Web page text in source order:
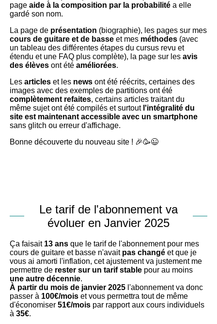
page aide à la composition par la probabilité a elle
gardé son nom.
La page de présentation (biographie), les pages sur mes
cours de guitare et de basse et mes méthodes (avec
un tableau des différentes étapes du cursus revu et
étendu et une FAQ plus complète), la page sur les avis
des élèves ont été améliorées.
Les articles et les news ont été réécrits, certaines des
images avec des exemples de partitions ont été
complètement refaites, certains articles traitant du
même sujet ont été compilés et surtout l'intégralité du
site est maintenant accessible avec un smartphone
sans glitch ou erreur d'affichage.
Bonne découverte du nouveau site ! 🎉🥳😉
Le tarif de l'abonnement va
évoluer en Janvier 2025
Ça faisait 13 ans que le tarif de l'abonnement pour mes
cours de guitare et basse n'avait pas changé et que je
vous ai amorti l'inflation, cet ajustement va justement me
permettre de rester sur un tarif stable pour au moins
une autre décennie.
À partir du mois de janvier 2025 l'abonnement va donc
passer à 100€/mois et vous permettra tout de même
d'économiser 51€/mois par rapport aux cours individuels
à 35€.